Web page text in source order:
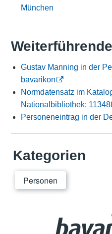
München
Gustav Manning in der
bavarikon
Normdatensatz im
Nationalbibliothek:
Personeneintrag in der
Kategorien
Personen